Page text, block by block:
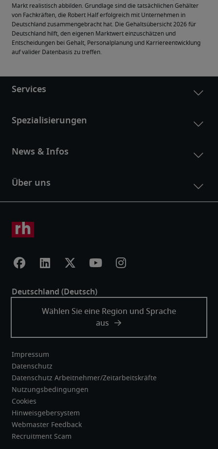
Markt realistisch abbilden. Grundlage sind die tatsächlichen Gehälter
von Fachkräften, die Robert Half erfolgreich mit Unternehmen in
Deutschland zusammengebracht hat. Die Gehaltsübersicht 2026 für
Deutschland hilft, den eigenen Marktwert einzuschätzen und
Entscheidungen bei Gehalt, Personalplanung und Karriereentwicklung
auf valider Datenbasis zu treffen.
Impressum
Datenschutz
Datenschutz Arbeitnehmer/Zeitarbeitskräfte
Nutzungsbedingungen
Cookies
Hinweisgebersystem
Webmaster Feedback
Recruitment Scam